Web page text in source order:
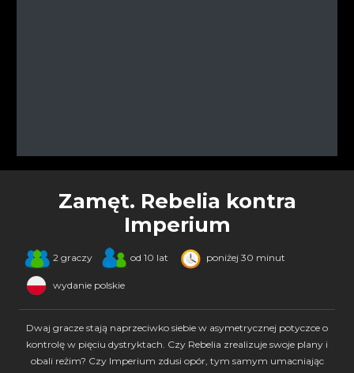
Zamęt. Rebelia kontra
Imperium
2 graczy od 10 lat poniżej 30 minut
wydanie polskie
Dwaj gracze stają naprzeciwko siebie w asymetrycznej potyczce o
kontrolę w pięciu dystryktach. Czy Rebelia zrealizuje swoje plany i
obali reżim? Czy Imperium zdusi opór, tym samym umacniając